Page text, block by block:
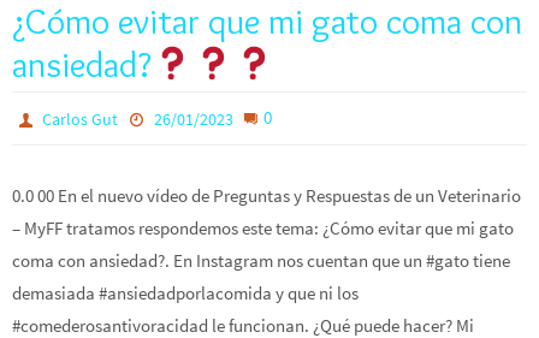
¿Cómo evitar que mi gato coma con
ansiedad?
Carlos Gut 26/01/2023 0
0.0 00 En el nuevo vídeo de Preguntas y Respuestas de un Veterinario
– MyFF tratamos respondemos este tema: ¿Cómo evitar que mi gato
coma con ansiedad?. En Instagram nos cuentan que un #gato tiene
demasiada #ansiedadporlacomida y que ni los
#comederosantivoracidad le funcionan. ¿Qué puede hacer? Mi